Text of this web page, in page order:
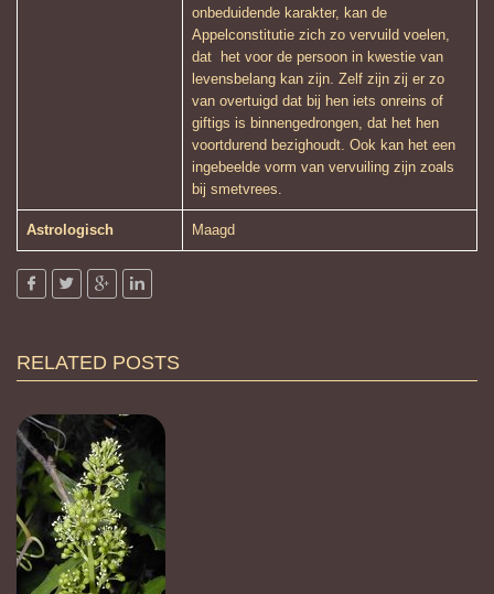
onbeduidende karakter, kan de
Appelconstitutie zich zo vervuild voelen,
dat het voor de persoon in kwestie van
levensbelang kan zijn. Zelf zijn zij er zo
van overtuigd dat bij hen iets onreins of
giftigs is binnengedrongen, dat het hen
voortdurend bezighoudt. Ook kan het een
ingebeelde vorm van vervuiling zijn zoals
bij smetvrees.
Astrologisch Maagd
RELATED POSTS